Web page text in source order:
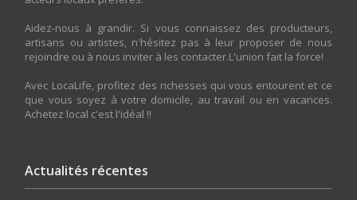
Aidez-nous à grandir. Si vous connaissez des producteurs,
artisans ou artistes, n'hésitez pas à leur proposer de nous
rejoindre ou à nous inviter à les contacter.L'union fait la force!
Avec LocaLife, profitez des richesses qui vous entourent et ce
que vous soyez à votre domicile, au travail ou en vacances.
Achetez local c'est l'idéal !!
Actualités récentes